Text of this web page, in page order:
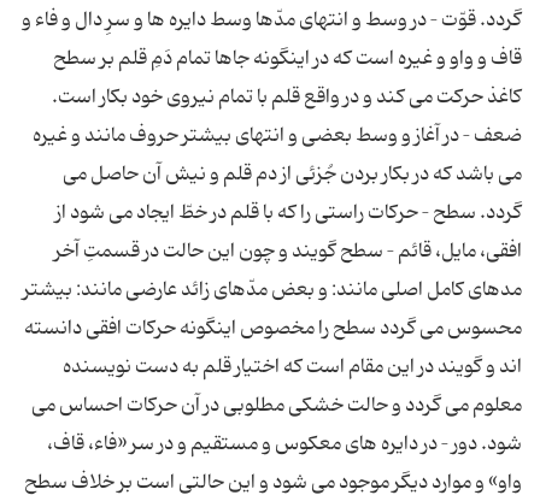
گردد. قوّت – در وسط و انتهای مدّها وسط دایره ها و سرِ دال و فاء و
قاف و واو و غیره است كه در اینگونه جاها تمام دَمِ قلم بر سطح
كاغذ حركت می كند و در واقع قلم با تمام نیروی خود بكار است.
ضعف – در آغاز و وسط بعضی و انتهای بیشتر حروف مانند و غیره
می باشد كه در بكار بردن جُزئی از دم قلم و نیش آن حاصل می
گردد. سطح – حركات راستی را كه با قلم در خطّ ایجاد می شود از
افقی، مایل، قائم – سطح گویند و چون این حالت در قسمتِ آخر
مدهای كامل اصلی مانند: و بعض مدّهای زائد عارضی مانند: بیشتر
محسوس می گردد سطح را مخصوص اینگونه حركات افقی دانسته
اند و گویند در این مقام است كه اختیار قلم به دست نویسنده
معلوم می گردد و حالت خشكی مطلوبی در آن حركات احساس می
شود. دور – در دایره های معكوس و مستقیم و در سر «فاء، قاف،
واو» و موارد دیگر موجود می شود و این حالتی است بر خلاف سطح